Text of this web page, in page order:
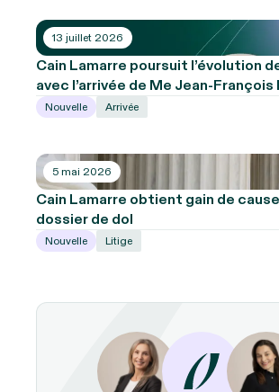
13 juillet 2026
Cain Lamarre poursuit l’évolution
avec l’arrivée de Me Jean-François
Nouvelle Arrivée
5 mai 2026
Cain Lamarre obtient gain de
dossier de dol
Nouvelle Litige